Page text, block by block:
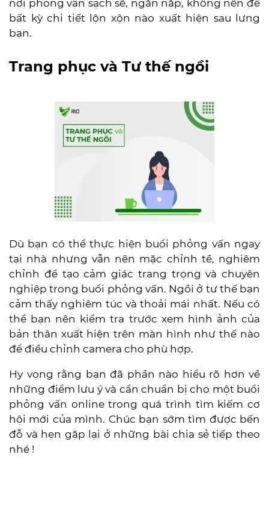
nơi phỏng vấn sạch sẽ, ngăn nắp, không nên để
bất kỳ chi tiết lộn xộn nào xuất hiện sau lưng
bạn.
Trang phục và Tư thế ngồi
Dù bạn có thể thực hiện buổi phỏng vấn ngay
tại nhà nhưng vẫn nên mặc chỉnh tề, nghiêm
chỉnh để tạo cảm giác trang trọng và chuyên
nghiệp trong buổi phỏng vấn. Ngồi ở tư thế bạn
cảm thấy nghiêm túc và thoải mái nhất. Nếu có
thể bạn nên kiểm tra trước xem hình ảnh của
bản thân xuất hiện trên màn hình như thế nào
để điều chỉnh camera cho phù hợp.
Hy vọng rằng bạn đã phần nào hiểu rõ hơn về
những điểm lưu ý và cẩn chuẩn bị cho một buổi
phỏng vấn online trong quá trình tìm kiếm cơ
hội mới của mình. Chúc bạn sớm tìm được bến
đỗ và hẹn gặp lại ở những bài chia sẻ tiếp theo
nhé !